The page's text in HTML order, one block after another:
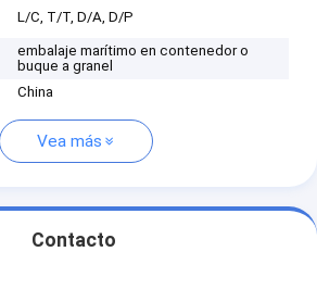
L/C, T/T, D/A, D/P
embalaje marítimo en contenedor o
buque a granel
China
Vea más
Contacto